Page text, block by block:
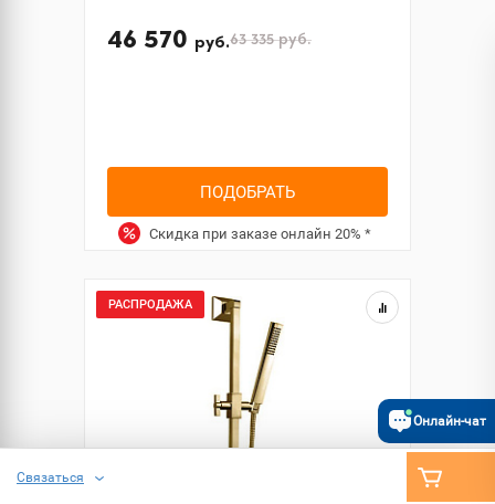
46 570 руб.63 335руб.
ПОДОБРАТЬ
Скидка при заказе онлайн 20% *
РАСПРОДАЖА
Связаться
Онлайн-чат